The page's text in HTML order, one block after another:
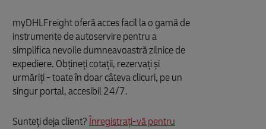
myDHLFreight oferă acces facil la o gamă de
instrumente de autoservire pentru a
simplifica nevoile dumneavoastră zilnice de
expediere. Obțineți cotații, rezervați și
urmăriți - toate în doar câteva clicuri, pe un
singur portal, accesibil 24/7.
Sunteți deja client?Înregistrați-vă pentru